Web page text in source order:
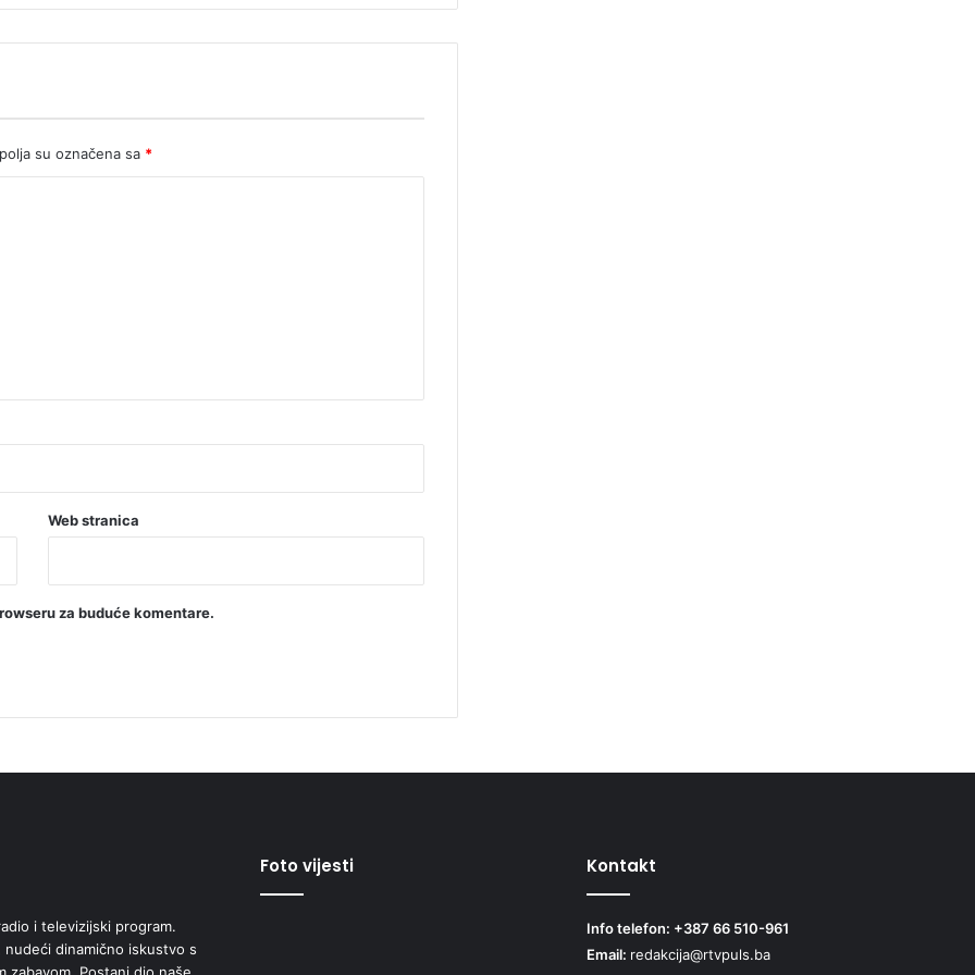
su označena sa *
Web stranica
za buduće komentare.
i televizijski program.
nudeći dinamično iskustvo s
Foto vijesti Kontakt
Info telefon: +387 66 510-961
Email: redakcija@rtvpuls.ba